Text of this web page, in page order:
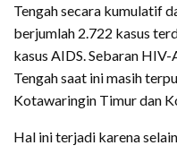
Tengah secara kumulatif
berjumlah 2.722 kasus
kasus AIDS. Sebaran
Tengah saat ini masih
Kotawaringin Timur dan
Hal ini terjadi karena